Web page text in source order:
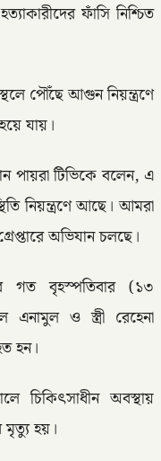
ফাঁসি নিশ্চিত
পৌঁছে আগুন নিয়ন্ত্রণে
যায়।
পায়রা টিভিকে বলেন, এ
নিয়ন্ত্রণে আছে। আমরা
অভিযান চলছে।
গত বৃহস্পতিবার (১৩
ও স্ত্রী রেহেনা
হন।
চিকিৎসাধীন অবস্থায়
মৃত্যু হয়।